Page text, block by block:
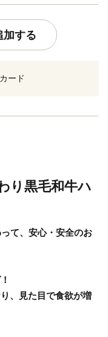
加する
ード
り黒毛和牛ハ
て、安心・安全のお
、見た目で食欲が増